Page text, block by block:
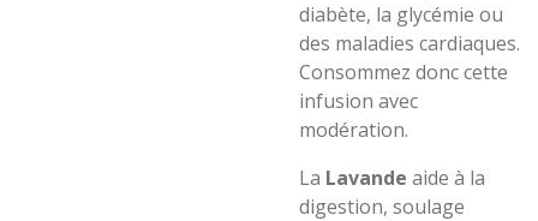
diabète, la glycémie ou
des maladies cardiaques.
Consommez donc cette
infusion avec
modération.
La Lavande aide à la
digestion, soulage